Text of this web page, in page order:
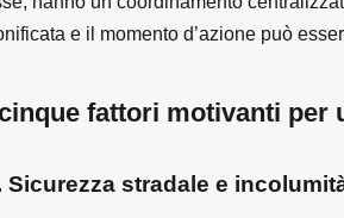
e il momento d’azione può
fattori motivanti per
Sicurezza stradale e